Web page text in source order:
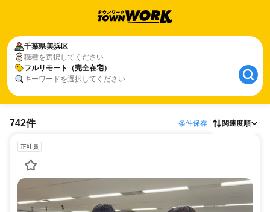
千葉県美浜区
職種を選択してください
フルリモート（完全在宅）
キーワードを選択してください
742件 条件保存 関連度順
正社員